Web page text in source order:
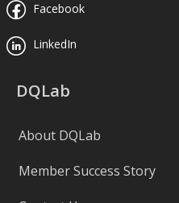
Facebook
LinkedIn
DQLab
About DQLab
Member Success Story